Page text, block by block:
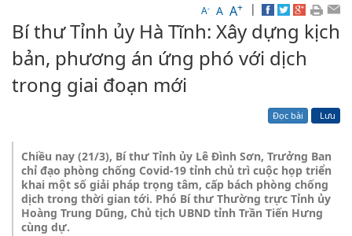
A- A A+ |
Bí thư Tỉnh ủy Hà Tĩnh: Xây dựng kịch
bản, phương án ứng phó với dịch
trong giai đoạn mới
Đọc bài Lưu
Chiều nay (21/3), Bí thư Tỉnh ủy Lê Đình Sơn, Trưởng Ban
chỉ đạo phòng chống Covid-19 tỉnh chủ trì cuộc họp triển
khai một số giải pháp trọng tâm, cấp bách phòng chống
dịch trong thời gian tới. Phó Bí thư Thường trực Tỉnh ủy
Hoàng Trung Dũng, Chủ tịch UBND tỉnh Trần Tiến Hưng
cùng dự.